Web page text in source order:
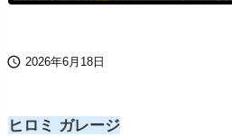
 2026年6月18日
ヒロミ ガレージ